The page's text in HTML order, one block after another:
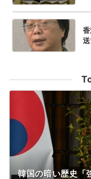
韓国の暗い歴史「